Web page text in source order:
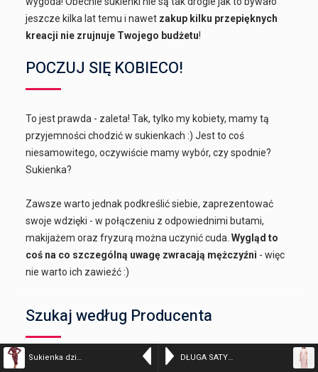
Sukienka dzianinowa midi dopasowana tuba czerwona – kolor n/a – 44758-4 DŁUGA SATYNOWA SUKIENKA W KWIATY GANNI – kolor różowy – stock_23906
jeszcze kilka lat temu i nawet zakup kilku przepięknych
kreacji nie zrujnuje Twojego budżetu!
POCZUJ SIĘ KOBIECO!
To jest prawda - zaleta! Tak, tylko my kobiety, mamy tą
przyjemności chodzić w sukienkach :) Jest to coś
niesamowitego, oczywiście mamy wybór, czy spodnie?
Sukienka?
Zawsze warto jednak podkreślić siebie, zaprezentować
swoje wdzięki - w połączeniu z odpowiednimi butami,
makijażem oraz fryzurą można uczynić cuda.Wygląd to
coś na co szczególną uwagę zwracają mężczyźni - więc
nie warto ich zawieźć :)
Szukaj według Producenta